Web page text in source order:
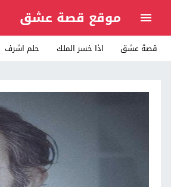
موقع قصة عشق
قصة عشق اذا خسر الملك حلم اشرف